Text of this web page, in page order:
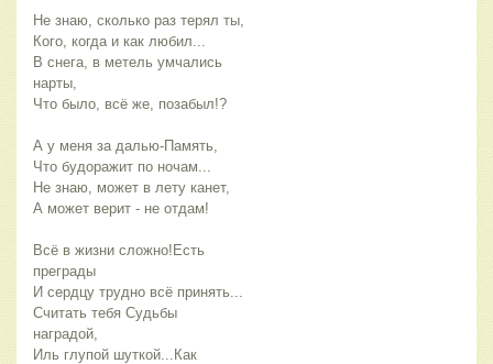
Не знаю, сколько раз терял ты,
Кого, когда и как любил...
В снега, в метель умчались
нарты,
Что было, всё же, позабыл!?
А у меня за далью-Память,
Что будоражит по ночам...
Не знаю, может в лету канет,
А может верит - не отдам!
Всё в жизни сложно!Есть
преграды
И сердцу трудно всё принять...
Считать тебя Судьбы
наградой,
Иль глупой шуткой...Как